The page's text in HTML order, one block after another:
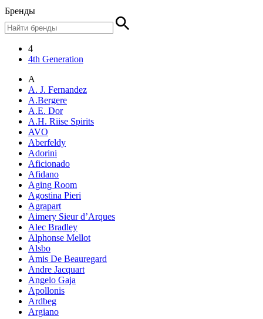
Бренды
4
4th Generation
A
A. J. Fernandez
A.Bergere
A.E. Dor
A.H. Riise Spirits
AVO
Aberfeldy
Adorini
Aficionado
Afidano
Aging Room
Agostina Pieri
Agrapart
Aimery Sieur d’Arques
Alec Bradley
Alphonse Mellot
Alsbo
Amis De Beauregard
Andre Jacquart
Angelo Gaja
Apollonis
Ardbeg
Argiano